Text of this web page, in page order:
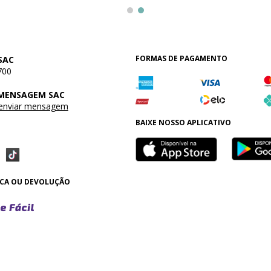
SAC
mensagem
OU DEVOLUÇÃO
FORMAS DE PAGAMENTO
BAIXE NOSSO APLICATIVO